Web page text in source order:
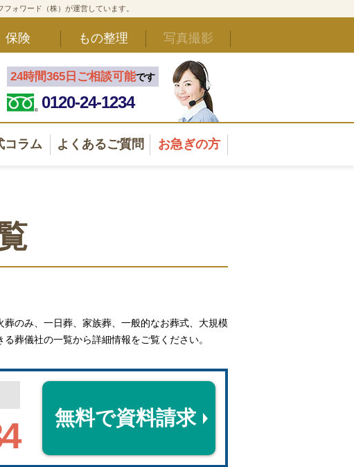
ォワード（株）が運営しています。
保険 もの整理 写真撮影
24時間365日ご相談可能です
0120-24-1234
コラム よくあるご質問 お急ぎの方
のみ、一日葬、家族葬、一般的なお葬式、大規模
葬儀社の一覧から詳細情報をご覧ください。
無料で資料請求